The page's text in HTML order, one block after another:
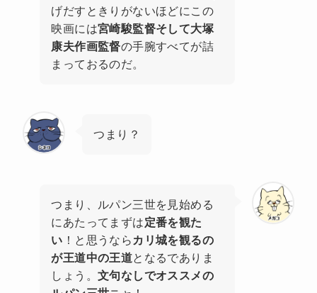
げだすときりがないほどにこの
映画には宮崎駿監督そして大塚
康夫作画監督の手腕すべてが詰
まっておるのだ。
つまり？
つまり、ルパン三世を見始める
にあたってまずは定番を観た
い ！と思うなら カリ城を観るの
が王道中の王道となるでありま
しょう。文句なしでオススメの